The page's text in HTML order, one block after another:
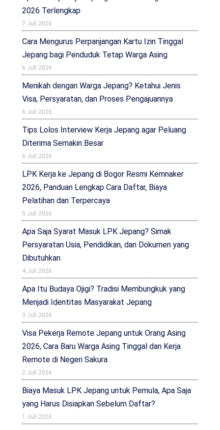
2026 Terlengkap
7 Juli 2026
Cara Mengurus Perpanjangan Kartu Izin Tinggal
Jepang bagi Penduduk Tetap Warga Asing
6 Juli 2026
Menikah dengan Warga Jepang? Ketahui Jenis
Visa, Persyaratan, dan Proses Pengajuannya
6 Juli 2026
Tips Lolos Interview Kerja Jepang agar Peluang
Diterima Semakin Besar
6 Juli 2026
LPK Kerja ke Jepang di Bogor Resmi Kemnaker
2026, Panduan Lengkap Cara Daftar, Biaya
Pelatihan dan Terpercaya
5 Juli 2026
Apa Saja Syarat Masuk LPK Jepang? Simak
Persyaratan Usia, Pendidikan, dan Dokumen yang
Dibutuhkan
4 Juli 2026
Apa Itu Budaya Ojigi? Tradisi Membungkuk yang
Menjadi Identitas Masyarakat Jepang
3 Juli 2026
Visa Pekerja Remote Jepang untuk Orang Asing
2026, Cara Baru Warga Asing Tinggal dan Kerja
Remote di Negeri Sakura
2 Juli 2026
Biaya Masuk LPK Jepang untuk Pemula, Apa Saja
yang Harus Disiapkan Sebelum Daftar?
1 Juli 2026